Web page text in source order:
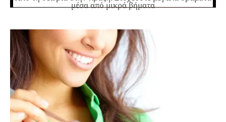
μέσα από μικρά βήματα